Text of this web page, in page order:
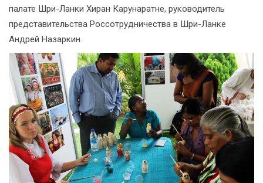
палате Шри-Ланки Хиран Карунаратне, руководитель
представительства Россотрудничества в Шри-Ланке
Андрей Назаркин.